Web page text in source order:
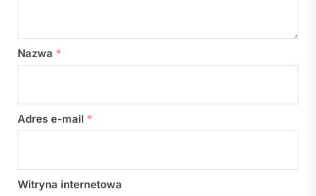
Nazwa *
Adres e-mail *
Witryna internetowa